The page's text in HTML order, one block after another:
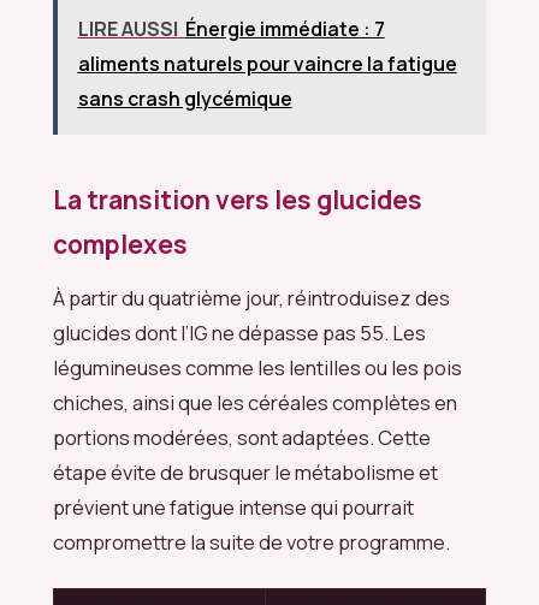
LIRE AUSSI Énergie immédiate : 7
aliments naturels pour vaincre la fatigue
sans crash glycémique
La transition vers les glucides
complexes
À partir du quatrième jour, réintroduisez des
glucides dont l’IG ne dépasse pas 55. Les
légumineuses comme les lentilles ou les pois
chiches, ainsi que les céréales complètes en
portions modérées, sont adaptées. Cette
étape évite de brusquer le métabolisme et
prévient une fatigue intense qui pourrait
compromettre la suite de votre programme.